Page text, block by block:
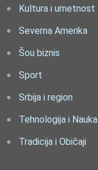
Kultura i umetnost
Severna Amerika
Šou biznis
Sport
Srbija i region
Tehnologija i Nauka
Tradicija i Običaji